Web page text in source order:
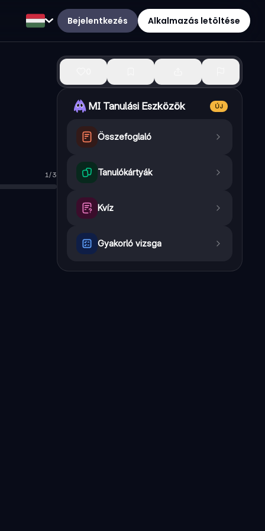
Bejelentkezés Alkalmazás letöltése
1/3
MI Tanulási Eszközök ÚJ
Összefoglaló
Tanulókártyák
Kvíz
Gyakorló vizsga